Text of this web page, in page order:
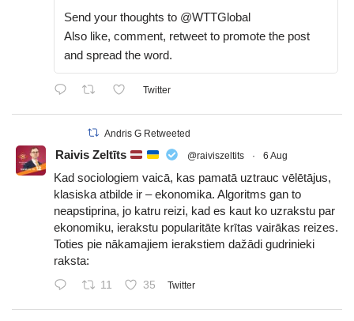
Send your thoughts to @WTTGlobal
Also like, comment, retweet to promote the post
and spread the word.
Twitter
Andris G Retweeted
Raivis Zeltīts @raiviszeltits · 6 Aug
Kad sociologiem vaicā, kas pamatā uztrauc vēlētājus,
klasiska atbilde ir – ekonomika. Algoritms gan to
neapstiprina, jo katru reizi, kad es kaut ko uzrakstu par
ekonomiku, ierakstu popularitāte krītas vairākas reizes.
Toties pie nākamajiem ierakstiem dažādi gudrinieki
raksta:
11 35 Twitter